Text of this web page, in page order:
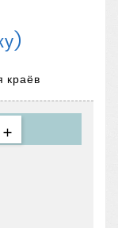
краёв